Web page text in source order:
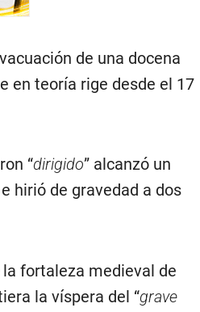
de una docena
en teoría rige desde el 17
“dirigido” alcanzó un
hirió de gravedad a dos
fortaleza medieval de
la víspera del “grave